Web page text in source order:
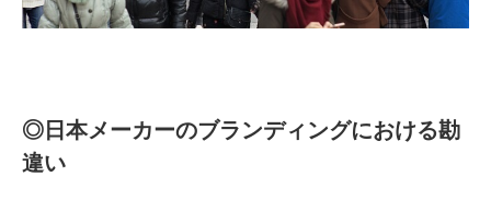
◎日本メーカーのブランディングにおける勘
違い